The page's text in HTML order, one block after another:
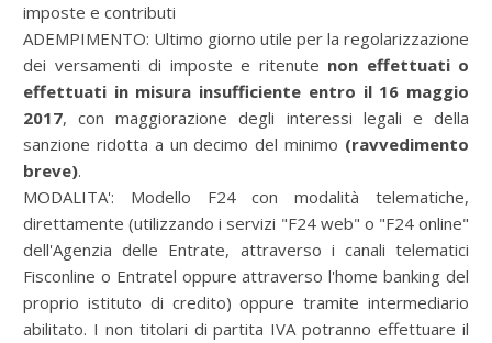
imposte e contributi
ADEMPIMENTO: Ultimo giorno utile per la regolarizzazione
dei versamenti di imposte e ritenute non effettuati o
effettuati in misura insufficiente entro il 16 maggio
2017, con maggiorazione degli interessi legali e della
sanzione ridotta a un decimo del minimo (ravvedimento
breve).
MODALITA': Modello F24 con modalità telematiche,
direttamente (utilizzando i servizi "F24 web" o "F24 online"
dell'Agenzia delle Entrate, attraverso i canali telematici
Fisconline o Entratel oppure attraverso l'home banking del
proprio istituto di credito) oppure tramite intermediario
abilitato. I non titolari di partita IVA potranno effettuare il